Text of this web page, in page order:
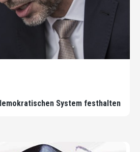
System festhalten